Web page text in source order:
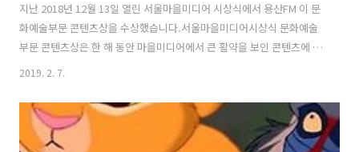
지난 2018년 12월 13일 열린 서울마을미디어 시상식에서 용산FM 이 문
화예술부문 콘텐츠상을 수상했습니다.서울마을미디어시상식 문화예술
부문 콘텐츠상은 한 해 동안 마을미디어에서 큰 활약을 보인 콘텐츠에 대
해 서울마을미디어지원센터에서 시상하는 상입니다.시상식 당일 만게님
만, 직접 수상하는 것이 의미가 있을 듯 하여 저만 참석을 했습니다. 수상
자들이 인터뷰를 영상으로 남겼는데, 기침을 참느라 정작 무슨 말을 했는
지 잘 기억이 나질 않습니다. 아무튼 수상의 기쁨을 제대로 나누지 못해
2019. 2. 7.